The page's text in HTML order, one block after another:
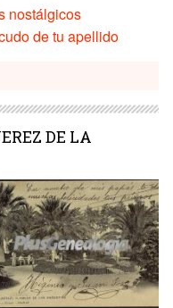
nostálgicos
de tu apellido
DE LA